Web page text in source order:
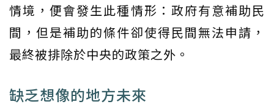
情境，便會發生此種情形：政府有意補助民
間，但是補助的條件卻使得民間無法申請，
最終被排除於中央的政策之外。
缺乏想像的地方未來